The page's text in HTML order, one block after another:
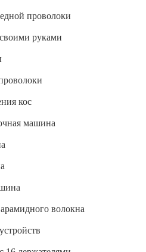
проволоки
руками
кос
машина
волокна